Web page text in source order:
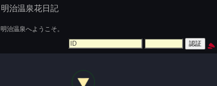
明治温泉花日記
明治温泉へようこそ。